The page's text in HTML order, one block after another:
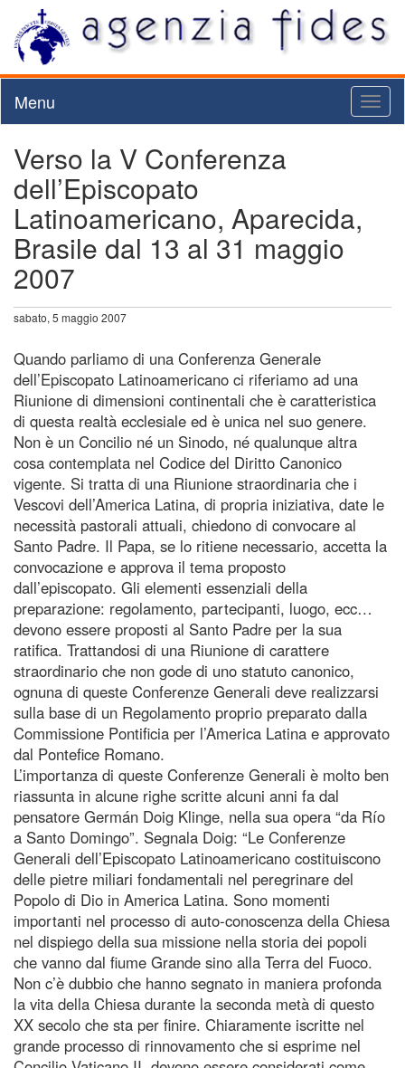
Menu
Verso la V Conferenza
dell’Episcopato
Latinoamericano, Aparecida,
Brasile dal 13 al 31 maggio
2007
sabato, 5 maggio 2007
Quando parliamo di una Conferenza Generale
dell’Episcopato Latinoamericano ci riferiamo ad una
Riunione di dimensioni continentali che è caratteristica
di questa realtà ecclesiale ed è unica nel suo genere.
Non è un Concilio né un Sinodo, né qualunque altra
cosa contemplata nel Codice del Diritto Canonico
vigente. Si tratta di una Riunione straordinaria che i
Vescovi dell’America Latina, di propria iniziativa, date le
necessità pastorali attuali, chiedono di convocare al
Santo Padre. Il Papa, se lo ritiene necessario, accetta la
convocazione e approva il tema proposto
dall’episcopato. Gli elementi essenziali della
preparazione: regolamento, partecipanti, luogo, ecc…
devono essere proposti al Santo Padre per la sua
ratifica. Trattandosi di una Riunione di carattere
straordinario che non gode di uno statuto canonico,
ognuna di queste Conferenze Generali deve realizzarsi
sulla base di un Regolamento proprio preparato dalla
Commissione Pontificia per l’America Latina e approvato
dal Pontefice Romano.
L’importanza di queste Conferenze Generali è molto ben
riassunta in alcune righe scritte alcuni anni fa dal
pensatore Germán Doig Klinge, nella sua opera “da Río
a Santo Domingo”. Segnala Doig: “Le Conferenze
Generali dell’Episcopato Latinoamericano costituiscono
delle pietre miliari fondamentali nel peregrinare del
Popolo di Dio in America Latina. Sono momenti
importanti nel processo di auto-conoscenza della Chiesa
nel dispiego della sua missione nella storia dei popoli
che vanno dal fiume Grande sino alla Terra del Fuoco.
Non c’è dubbio che hanno segnato in maniera profonda
la vita della Chiesa durante la seconda metà di questo
XX secolo che sta per finire. Chiaramente iscritte nel
grande processo di rinnovamento che si esprime nel